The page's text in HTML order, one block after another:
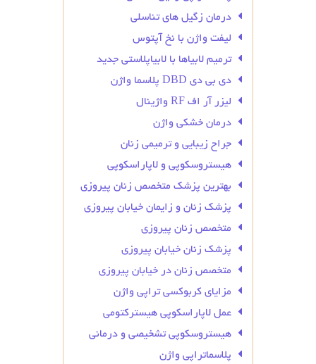
درمان زگیل‌ های تناسلی
لیفت واژن با نخ آپتوس
ترمیم لابیاها با لابیاپلاستی جدید
دی بی دی DBD پلاسما واژن
لیزر آر اف RF واژینال
درمان خشکی واژن
جراح زیبایی و ترمیمی زنان
هیستروسکوپی و لاپاراسکوپی
بهترین پزشک متخصص زنان پیروزی
پزشک زنان و زایمان خیابان پیروزی
متخصص زنان پیروزی
پزشک زنان خیابان پیروزی
متخصص زنان در خیابان پیروزی
مزایای کربوکسی تراپی واژن
عمل لاپاراسکوپی هیسترکتومی
هیستروسکوپی تشخیصی و درمانی
پلاسماتراپی واژن